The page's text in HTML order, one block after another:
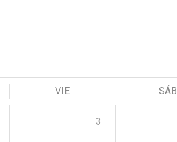
VIE SÁB
3